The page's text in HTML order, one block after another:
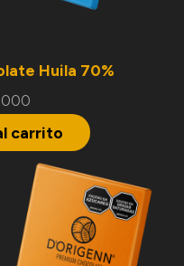
Huila 70%
carrito